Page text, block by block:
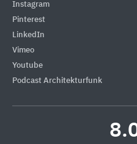
Instagram
Pinterest
LinkedIn
Vimeo
Youtube
Podcast Architekturfunk